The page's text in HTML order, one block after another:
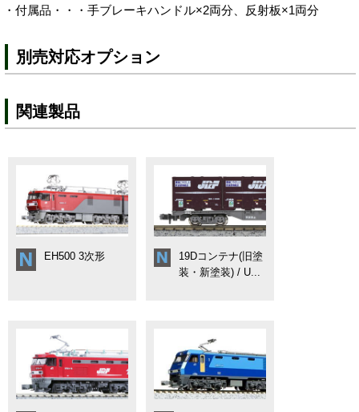
・付属品・・・手ブレーキハンドル×2両分、反射板×1両分
別売対応オプション
関連製品
EH500 3次形
19Dコンテナ(旧塗
装・新塗装) / U...